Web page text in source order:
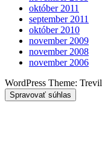
október 2011
september 2011
október 2010
november 2009
november 2008
november 2006
WordPress Theme:
Spravovať súhlas